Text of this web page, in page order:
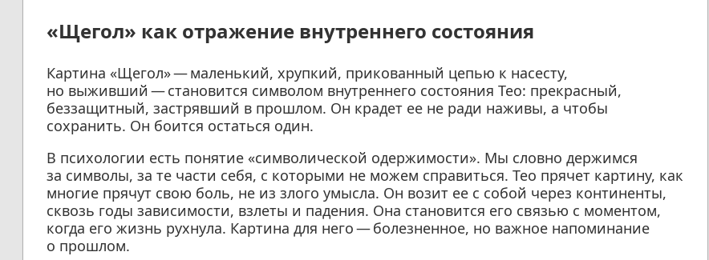
«Щегол» как отражение внутреннего состояния
Картина «Щегол» — маленький, хрупкий, прикованный цепью к насесту,
но выживший — становится символом внутреннего состояния Тео: прекрасный,
беззащитный, застрявший в прошлом. Он крадет ее не ради наживы, а чтобы
сохранить. Он боится остаться один.
В психологии есть понятие «символической одержимости». Мы словно держимся
за символы, за те части себя, с которыми не можем справиться. Тео прячет картину, как
многие прячут свою боль, не из злого умысла. Он возит ее с собой через континенты,
сквозь годы зависимости, взлеты и падения. Она становится его связью с моментом,
когда его жизнь рухнула. Картина для него — болезненное, но важное напоминание
о прошлом.